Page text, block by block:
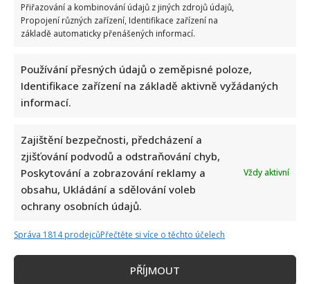
Přiřazování a kombinování údajů z jiných zdrojů údajů,
Propojení různých zařízení, Identifikace zařízení na
základě automaticky přenášených informací.
Používání přesných údajů o zeměpisné poloze,
Identifikace zařízení na základě aktivně vyžádaných
informací.
Zajištění bezpečnosti, předcházení a
zjišťování podvodů a odstraňování chyb,
Poskytování a zobrazování reklamy a
obsahu, Ukládání a sdělování voleb
ochrany osobních údajů.
Vždy aktivní
Správa 1814 prodejcůPřečtěte si více o těchto účelech
PŘÍJMOUT
Alena Schillerová terčem Víta Rakušana: Politici vedou
ohledně obžaloby Pavla Blažka vášnivé diskuze
Kvíz pro fanoušky Alana Aldy: Je čas zavzpomínat na
slavného herce a postavu Hawkeyho Pierce